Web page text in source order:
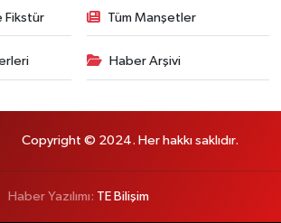
Fikstür Tüm Manşetler
Haber Arşivi
Copyright © 2024. Her hakkı saklıdır.
Haber Yazılımı: TE Bilişim